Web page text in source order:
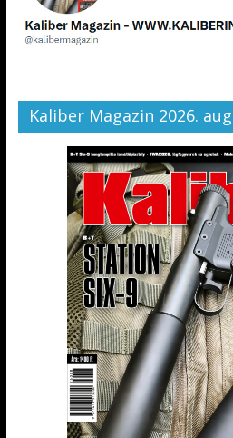
Kaliber Magazin 2026.